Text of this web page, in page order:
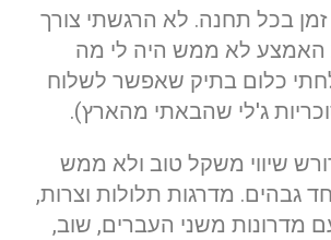
בכל תחנה. לא הרגשתי צורך
האמצע לא ממש היה לי מה
כלום בתיק שאפשר לשלוח
ג'לי שהבאתי מהארץ).
שיווי משקל טוב ולא ממש
גבהים. מדרגות תלולות וצרות,
מדרונות משני העברים, שוב,